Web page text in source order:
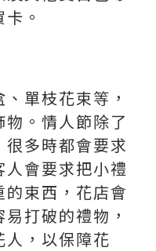
。
單枝花束等，
。情人節除了
多時都會要求
會要求把小禮
束西，花店會
打破的禮物，
，以保障花